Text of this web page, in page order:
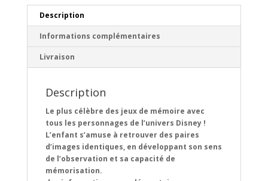
Description
Informations complémentaires
Livraison
Description
Le plus célèbre des jeux de mémoire avec
tous les personnages de l’univers Disney !
L’enfant s’amuse à retrouver des paires
d’images identiques, en développant son sens
de l’observation et sa capacité de
mémorisation.